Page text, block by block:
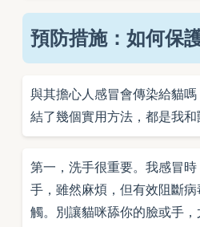
預防措施：如何保
與其擔心人感冒會傳染給貓
結了幾個實用方法，都是我和
第一，洗手很重要。我感冒
手，雖然麻煩，但有效阻斷
觸。別讓貓咪舔你的臉或手，